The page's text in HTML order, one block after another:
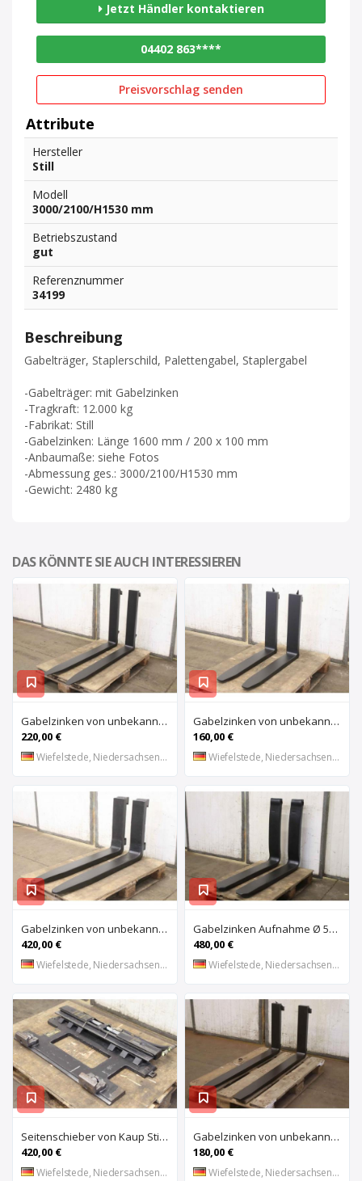
Jetzt Händler kontaktieren
04402 863****
Preisvorschlag senden
Attribute
Hersteller
Still
Modell
3000/2100/H1530 mm
Betriebszustand
gut
Referenznummer
34199
Beschreibung
Gabelträger, Staplerschild, Palettengabel, Staplergabel
-Gabelträger: mit Gabelzinken
-Tragkraft: 12.000 kg
-Fabrikat: Still
-Gabelzinken: Länge 1600 mm / 200 x 100 mm
-Anbaumaße: siehe Fotos
-Abmessung ges.: 3000/2100/H1530 mm
-Gewicht: 2480 kg
DAS KÖNNTE SIE AUCH INTERESSIEREN
Gabelzinken von unbekannt – 120 x 50 Länge 1200 mm
220,00 €
Wiefelstede, Niedersachsen, DE
Gabelzinken von unbekannt – 110 x 40 Länge 800 mm
160,00 €
Wiefelstede, Niedersachsen, DE
Gabelzinken von unbekannt – 140 x 60 Länge 1120 mm
420,00 €
Wiefelstede, Niedersachsen, DE
Gabelzinken Aufnahme Ø 50 mm von unbekannt – 150 x 55 Länge 1080 mm
480,00 €
Wiefelstede, Niedersachsen, DE
Seitenschieber von Kaup Still – 1T151P2 EFG 1.5/5004
420,00 €
Wiefelstede, Niedersachsen, DE
Gabelzinken von unbekannt – 140 x 40 Länge 1140 mm
180,00 €
Wiefelstede, Niedersachsen, DE